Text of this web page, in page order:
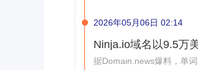
2026年05月06日 02:14
Ninja.io域名以9.5万
据Domain.news爆料，单词域名Ninja.io近日